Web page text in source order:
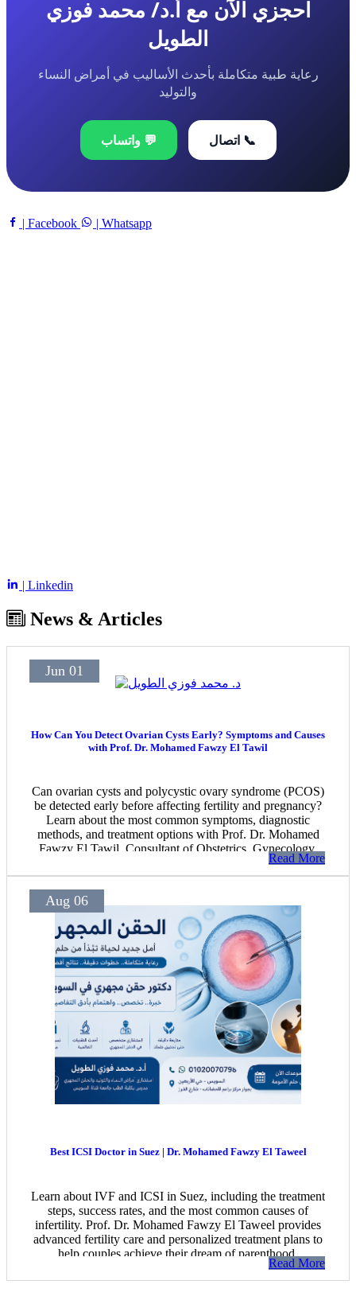
احجزي الآن مع أ.د/ محمد فوزي
الطويل
رعاية طبية متكاملة بأحدث الأساليب في أمراض النساء
والتوليد
📞 اتصال 💬 واتساب
| Facebook | Whatsapp
| Linkedin
News & Articles
Jun 01
How Can You Detect Ovarian Cysts Early? Symptoms and Causes
with Prof. Dr. Mohamed Fawzy El Tawil
Can ovarian cysts and polycystic ovary syndrome (PCOS)
be detected early before affecting fertility and pregnancy?
Learn about the most common symptoms, diagnostic
methods, and treatment options with Prof. Dr. Mohamed
Fawzy El Tawil, Consultant of Obstetrics, Gynecology,
Read More
Aug 06
Best ICSI Doctor in Suez | Dr. Mohamed Fawzy El Taweel
Learn about IVF and ICSI in Suez, including the treatment
steps, success rates, and the most common causes of
infertility. Prof. Dr. Mohamed Fawzy El Taweel provides
advanced fertility care and personalized treatment plans to
help couples achieve their dream of parenthood.
Read More